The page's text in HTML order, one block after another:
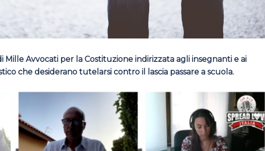
Mille Avvocati per la Costituzione indirizzata agli insegnanti e ai
che desiderano tutelarsi contro il lascia passare a scuola.